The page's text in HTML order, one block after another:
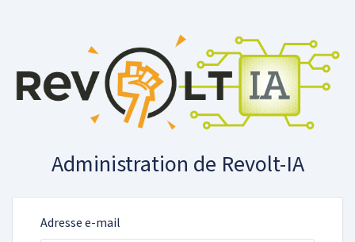
Administration de Revolt-IA
Adresse e-mail